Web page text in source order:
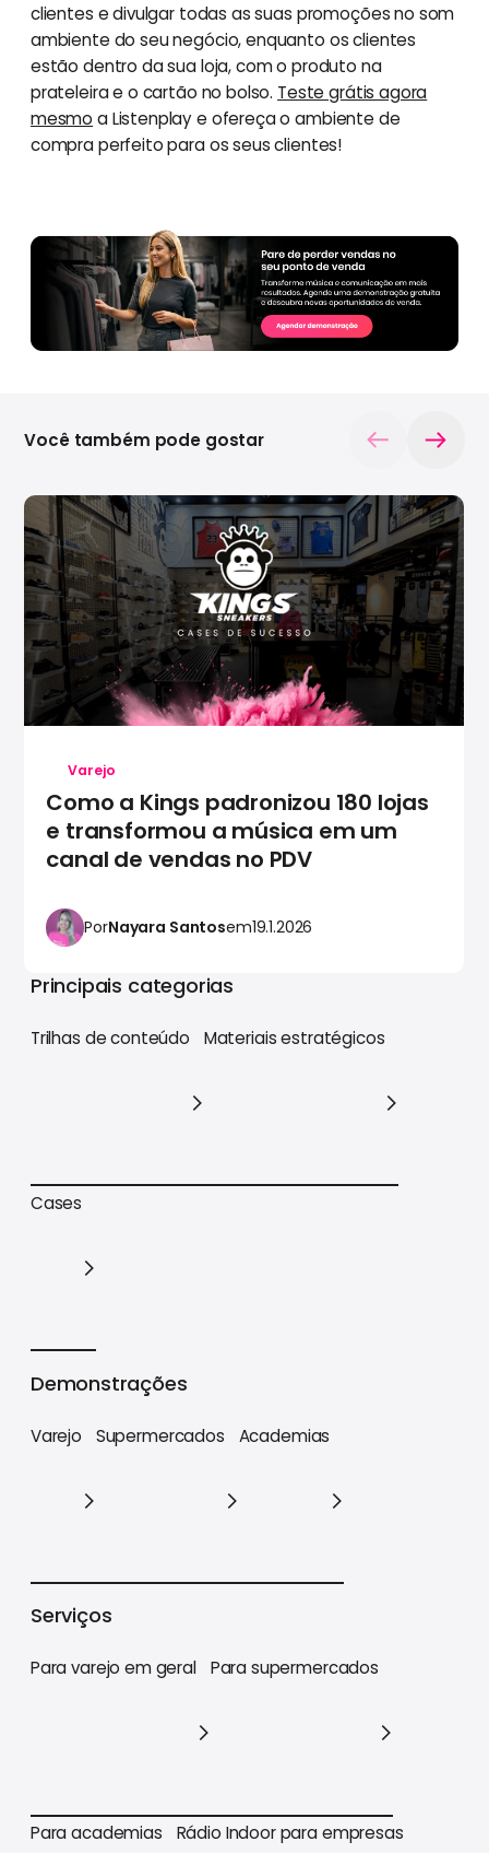
clientes e divulgar todas as suas promoções no som
ambiente do seu negócio, enquanto os clientes
estão dentro da sua loja, com o produto na
prateleira e o cartão no bolso. Teste grátis agora
mesmo a Listenplay e ofereça o ambiente de
compra perfeito para os seus clientes!
Varejo
Como a Kings padronizou 180 lojas
e transformou a música em um
canal de vendas no PDV
PorNayara Santosem19.1.2026
Você também pode gostar
Principais categorias
Trilhas de conteúdo
Trilhas de conteúdo
Materiais estratégicos
Cases
Demonstrações
Varejo Supermercados Academias
Serviços
Para varejo em geral
Para varejo em geral
Para supermercados
Para supermercados
Para academias Rádio Indoor para empresas